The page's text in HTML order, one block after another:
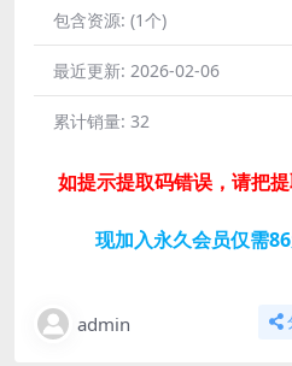
包含资源: (1个)
最近更新: 2026-02-06
累计销量: 32
如提示提取码错误，请把
现加入永久会员仅需
admin